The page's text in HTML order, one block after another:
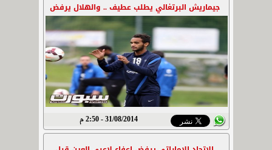
جيماريش البرتغالي يطلب عطيف .. والهلال يرفض
31/08/2014 - 2:50 م